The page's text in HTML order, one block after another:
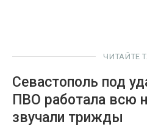
ЧИТАЙТЕ
Севастополь под
ПВО работала всю
звучали трижды